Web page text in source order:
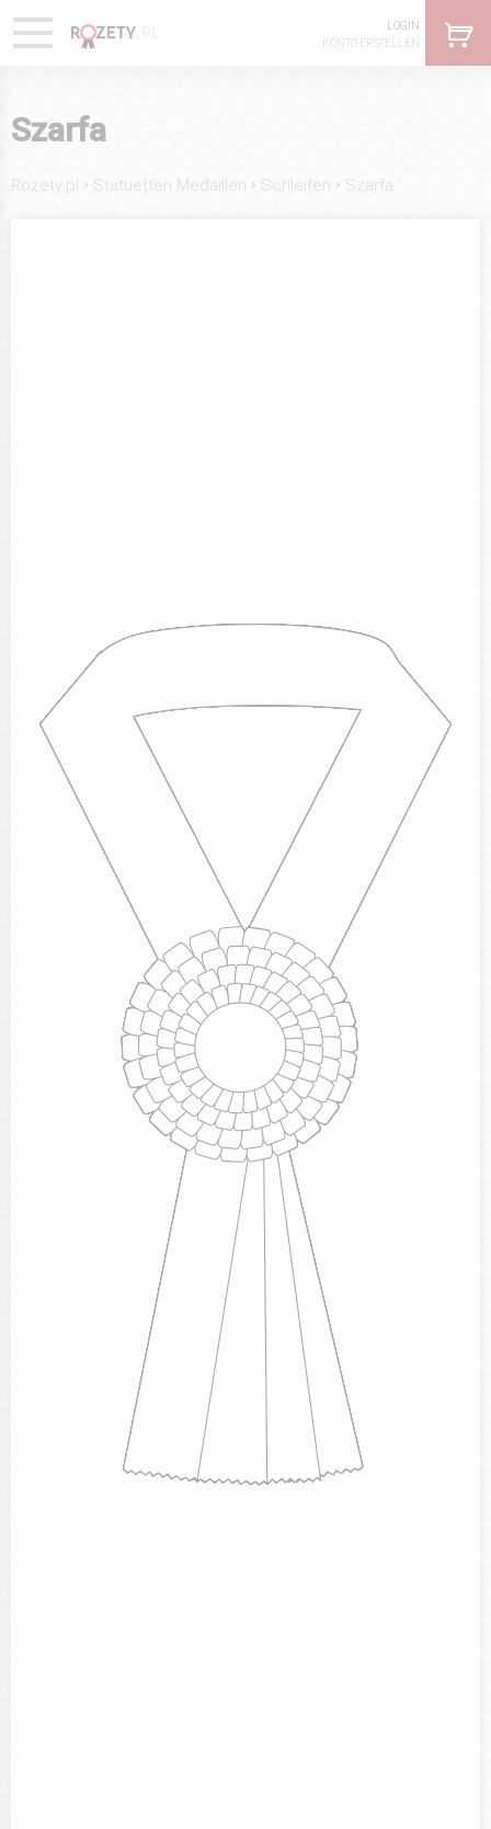
LOGIN
KONTO ERSTELLEN
Szarfa
Rozety.pl › Statuetten Medaillen › Schleifen › Szarfa